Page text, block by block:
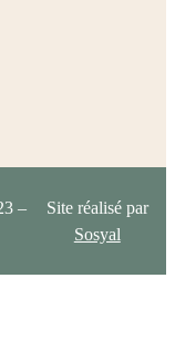
–
Site réalisé par
Sosyal